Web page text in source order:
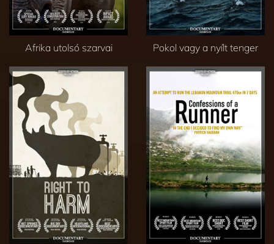
Afrika utolsó szarvai Pokol vagy a nyílt tenger